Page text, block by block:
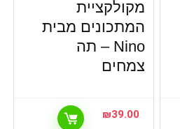
מקולקציית
המתכונים מבית
Nino – תה
צמחים
₪39.00